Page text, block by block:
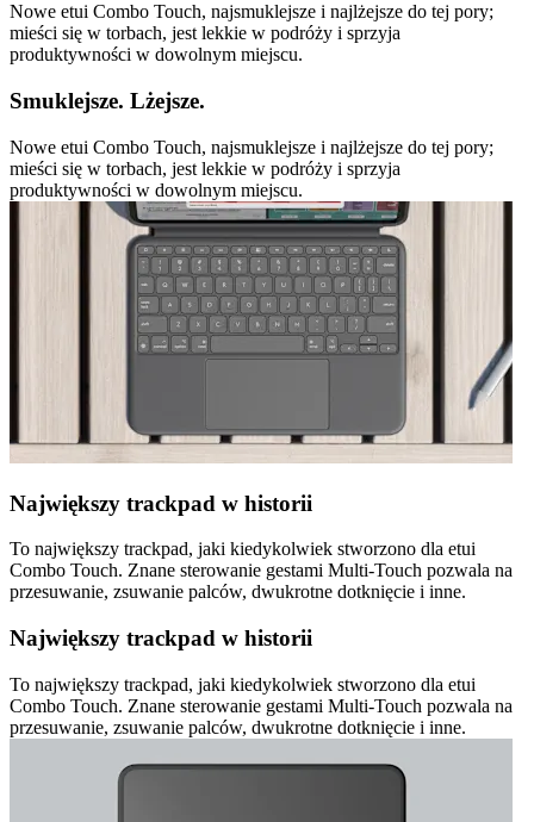
Nowe etui Combo Touch, najsmuklejsze i najlżejsze do tej pory;
mieści się w torbach, jest lekkie w podróży i sprzyja
produktywności w dowolnym miejscu.
Smuklejsze. Lżejsze.
Nowe etui Combo Touch, najsmuklejsze i najlżejsze do tej pory;
mieści się w torbach, jest lekkie w podróży i sprzyja
produktywności w dowolnym miejscu.
Największy trackpad w historii
To największy trackpad, jaki kiedykolwiek stworzono dla etui
Combo Touch. Znane sterowanie gestami Multi-Touch pozwala na
przesuwanie, zsuwanie palców, dwukrotne dotknięcie i inne.
Największy trackpad w historii
To największy trackpad, jaki kiedykolwiek stworzono dla etui
Combo Touch. Znane sterowanie gestami Multi-Touch pozwala na
przesuwanie, zsuwanie palców, dwukrotne dotknięcie i inne.